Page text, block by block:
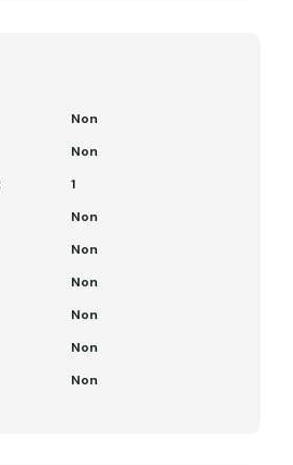
Non
Non
1
Non
Non
Non
Non
Non
Non